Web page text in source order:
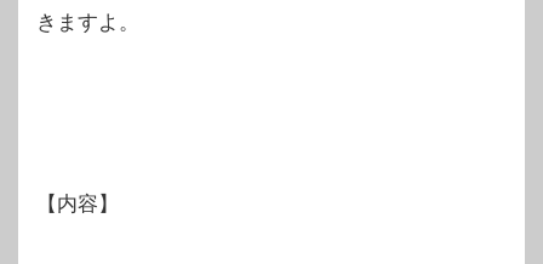
きますよ。
【内容】